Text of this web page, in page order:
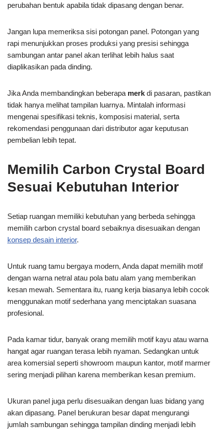
perubahan bentuk apabila tidak dipasang dengan benar.
Jangan lupa memeriksa sisi potongan panel. Potongan yang
rapi menunjukkan proses produksi yang presisi sehingga
sambungan antar panel akan terlihat lebih halus saat
diaplikasikan pada dinding.
Jika Anda membandingkan beberapa merk di pasaran, pastikan
tidak hanya melihat tampilan luarnya. Mintalah informasi
mengenai spesifikasi teknis, komposisi material, serta
rekomendasi penggunaan dari distributor agar keputusan
pembelian lebih tepat.
Memilih Carbon Crystal Board
Sesuai Kebutuhan Interior
Setiap ruangan memiliki kebutuhan yang berbeda sehingga
memilih carbon crystal board sebaiknya disesuaikan dengan
konsep desain interior.
Untuk ruang tamu bergaya modern, Anda dapat memilih motif
dengan warna netral atau pola batu alam yang memberikan
kesan mewah. Sementara itu, ruang kerja biasanya lebih cocok
menggunakan motif sederhana yang menciptakan suasana
profesional.
Pada kamar tidur, banyak orang memilih motif kayu atau warna
hangat agar ruangan terasa lebih nyaman. Sedangkan untuk
area komersial seperti showroom maupun kantor, motif marmer
sering menjadi pilihan karena memberikan kesan premium.
Ukuran panel juga perlu disesuaikan dengan luas bidang yang
akan dipasang. Panel berukuran besar dapat mengurangi
jumlah sambungan sehingga tampilan dinding menjadi lebih